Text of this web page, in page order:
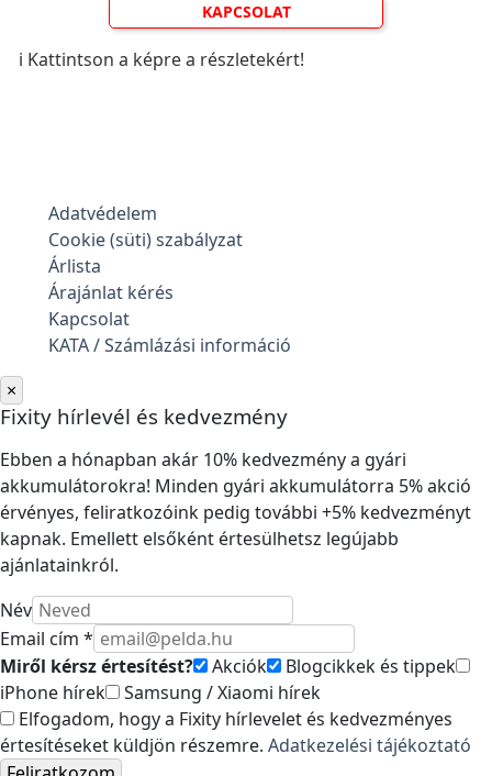
KAPCSOLAT
ℹ️ Kattintson a képre a részletekért!
Adatvédelem
Cookie (süti) szabályzat
Árlista
Árajánlat kérés
Kapcsolat
KATA / Számlázási információ
×
Fixity hírlevél és kedvezmény
Ebben a hónapban akár 10% kedvezmény a gyári
akkumulátorokra! Minden gyári akkumulátorra 5% akció
érvényes, feliratkozóink pedig további +5% kedvezményt
kapnak. Emellett elsőként értesülhetsz legújabb
ajánlatainkról.
Név
Email cím *
Miről kérsz értesítést?
Akciók
Blogcikkek és tippek
iPhone hírek
Samsung / Xiaomi hírek
Elfogadom, hogy a Fixity hírlevelet és kedvezményes
értesítéseket küldjön részemre. Adatkezelési tájékoztató